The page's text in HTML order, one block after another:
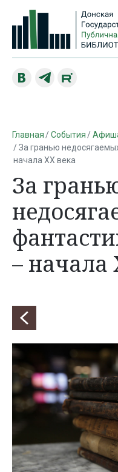
Главная События
За гранью
начала ХХ века
За
– начала